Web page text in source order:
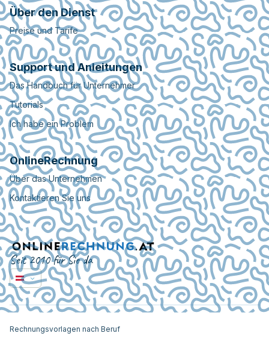
Über den Dienst
Preise und Tarife
Support und Anleitungen
Das Handbuch für Unternehmer
Tutorials
Ich habe ein Problem
OnlineRechnung
Über das Unternehmen
Kontaktieren Sie uns
Seit 2010 für Sie da
Rechnungsvorlagen nach Beruf